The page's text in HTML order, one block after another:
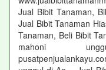
Jual Bibit Tanaman,
Jual Bibit Tanaman
Tanaman, Beli Bibit
mahoni